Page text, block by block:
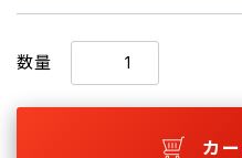
数量
カ